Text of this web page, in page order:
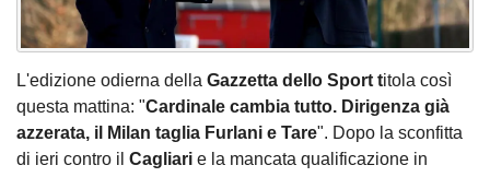
L'edizione odierna della Gazzetta dello Sport titola così
questa mattina: "Cardinale cambia tutto. Dirigenza già
azzerata, il Milan taglia Furlani e Tare". Dopo la sconfitta
di ieri contro il Cagliari e la mancata qualificazione in